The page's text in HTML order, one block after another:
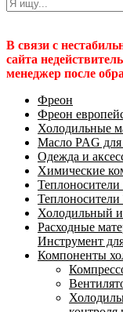
В связи с
сайта
менеджер после
Фреон
Фреон
Холодильные
Масло PAG
Одежда и
Химические
Холодильный
Расходные
Инструмент
Компоненты